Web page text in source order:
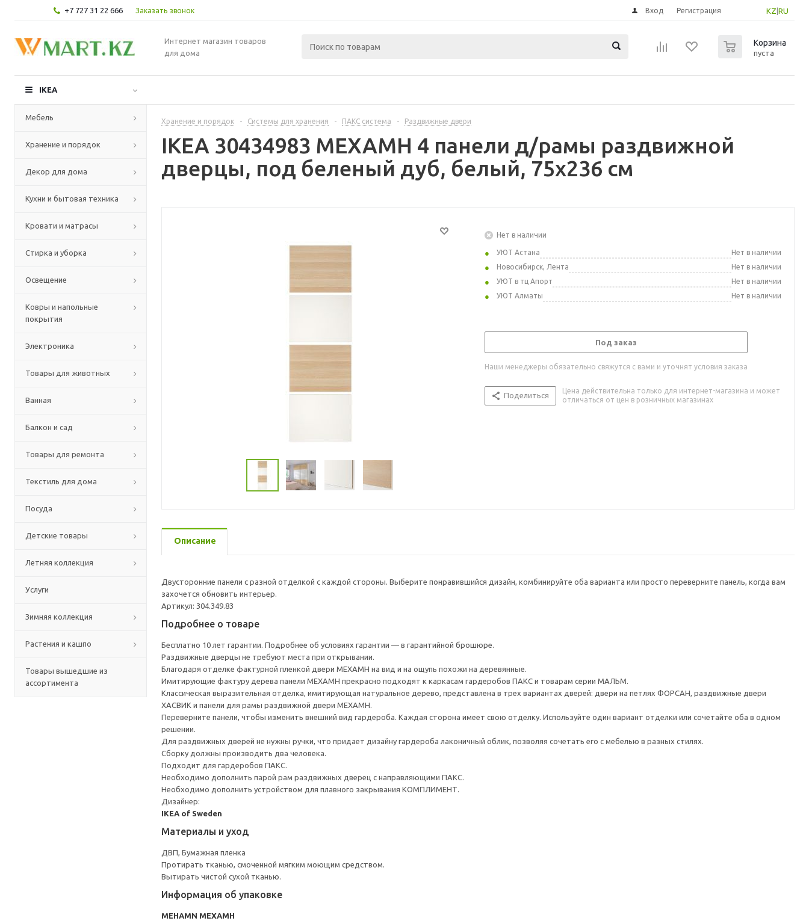
+7 727 31 22 666 Заказать звонок KZ RU
Вход Регистрация
Интернет магазин товаров
для дома
Корзина
пуста
IKEA
Мебель
Хранение и порядок
Декор для дома
Кухни и бытовая техника
Кровати и матрасы
Стирка и уборка
Освещение
Ковры и напольные
покрытия
Электроника
Товары для животных
Ванная
Балкон и сад
Товары для ремонта
Текстиль для дома
Посуда
Детские товары
Летняя коллекция
Услуги
Зимняя коллекция
Растения и кашпо
Товары вышедшие из
ассортимента
Хранение и порядок - Системы для хранения - ПАКС система - Раздвижные двери
IKEA 30434983 МЕХАМН 4 панели д/рамы раздвижной
дверцы, под беленый дуб, белый, 75x236 см
Нет в наличии
УЮТ Астана
Нет в наличии
Новосибирск, Лента
Нет в наличии
УЮТ в тц Апорт
Нет в наличии
УЮТ Алматы
Нет в наличии
Под заказ
Наши менеджеры обязательно свяжутся с вами и уточнят условия заказа
Поделиться
Цена действительна только для интернет-магазина и может
отличаться от цен в розничных магазинах
Описание
Двусторонние панели с разной отделкой с каждой стороны. Выберите понравившийся дизайн, комбинируйте оба варианта или просто переверните панель, когда вам
захочется обновить интерьер.
Артикул: 304.349.83
Подробнее о товаре
Бесплатно 10 лет гарантии. Подробнее об условиях гарантии — в гарантийной брошюре.
Раздвижные дверцы не требуют места при открывании.
Благодаря отделке фактурной пленкой двери МЕХАМН на вид и на ощупь похожи на деревянные.
Имитирующие фактуру дерева панели МЕХАМН прекрасно подходят к каркасам гардеробов ПАКС и товарам серии МАЛЬМ.
Классическая выразительная отделка, имитирующая натуральное дерево, представлена в трех вариантах дверей: двери на петлях ФОРСАН, раздвижные двери
ХАСВИК и панели для рамы раздвижной двери МЕХАМН.
Переверните панели, чтобы изменить внешний вид гардероба. Каждая сторона имеет свою отделку. Используйте один вариант отделки или сочетайте оба в одном
решении.
Для раздвижных дверей не нужны ручки, что придает дизайну гардероба лаконичный облик, позволяя сочетать его с мебелью в разных стилях.
Сборку должны производить два человека.
Подходит для гардеробов ПАКС.
Необходимо дополнить парой рам раздвижных дверец с направляющими ПАКС.
Необходимо дополнить устройством для плавного закрывания КОМПЛИМЕНТ.
Дизайнер:
IKEA of Sweden
Материалы и уход
ДВП, Бумажная пленка
Протирать тканью, смоченной мягким моющим средством.
Вытирать чистой сухой тканью.
Информация об упаковке
MEHAMN МЕХАМН